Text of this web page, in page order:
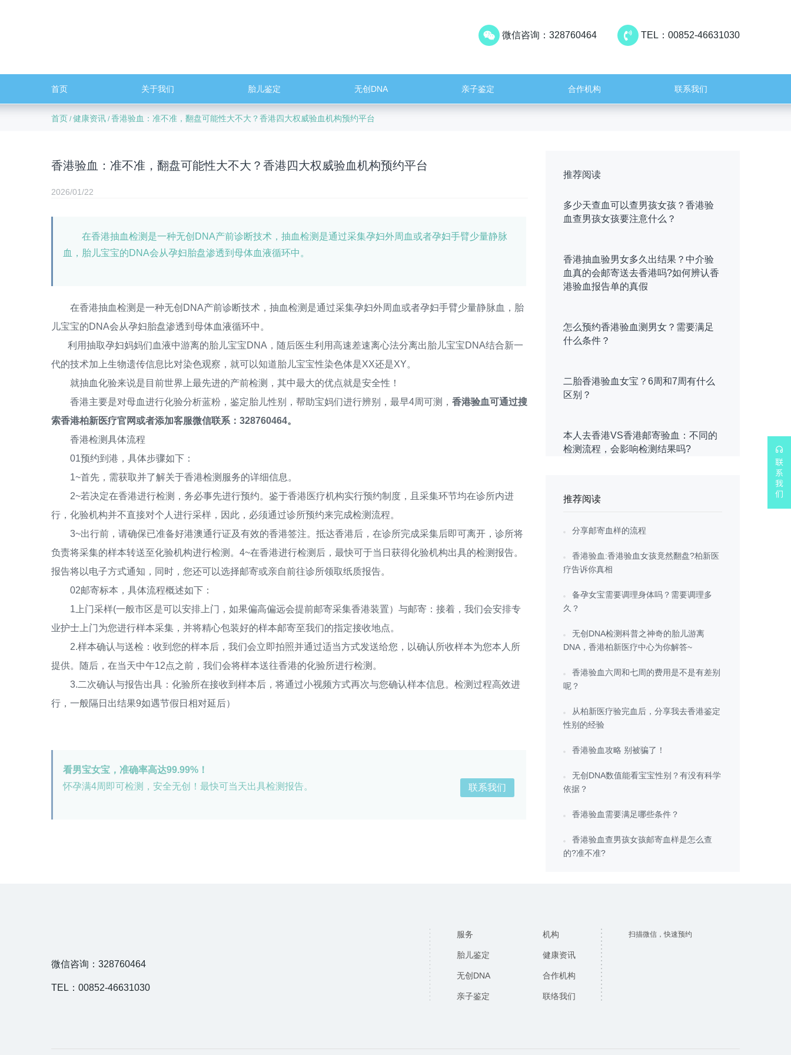
TEL：00852-46631030
微信咨询：328760464
首页 关于我们 胎儿鉴定 无创DNA 亲子鉴定 合作机构 联系我们
首页 /健康资讯 /香港验血：准不准，翻盘可能性大不大？香港四大权威验血机构预约平台
香港验血：准不准，翻盘可能性大不大？香港四大权威验血机构预约平台
2026/01/22
在香港抽血检测是一种无创DNA产前诊断技术，抽血检测是通过采集孕妇外周血或者孕妇手臂少量静脉
血，胎儿宝宝的DNA会从孕妇胎盘渗透到母体血液循环中。
在香港抽血检测是一种无创DNA产前诊断技术，抽血检测是通过采集孕妇外周血或者孕妇手臂少量静脉血，胎
儿宝宝的DNA会从孕妇胎盘渗透到母体血液循环中。
利用抽取孕妇妈妈们血液中游离的胎儿宝宝DNA，随后医生利用高速差速离心法分离出胎儿宝宝DNA结合新一
代的技术加上生物遗传信息比对染色观察，就可以知道胎儿宝宝性染色体是XX还是XY。
就抽血化验来说是目前世界上最先进的产前检测，其中最大的优点就是安全性！
香港主要是对母血进行化验分析蓝粉，鉴定胎儿性别，帮助宝妈们进行辨别，最早4周可测， 香港验血可通过搜
索香港柏新医疗官网或者添加客服微信联系：328760464。
香港检测具体流程
01预约到港，具体步骤如下：
1~首先，需获取并了解关于香港检测服务的详细信息。
2~若决定在香港进行检测，务必事先进行预约。鉴于香港医疗机构实行预约制度，且采集环节均在诊所内进
行，化验机构并不直接对个人进行采样，因此，必须通过诊所预约来完成检测流程。
3~出行前，请确保已准备好港澳通行证及有效的香港签注。抵达香港后，在诊所完成采集后即可离开，诊所将
负责将采集的样本转送至化验机构进行检测。4~在香港进行检测后，最快可于当日获得化验机构出具的检测报告。
报告将以电子方式通知，同时，您还可以选择邮寄或亲自前往诊所领取纸质报告。
02邮寄标本，具体流程概述如下：
1上门采样(一般市区是可以安排上门，如果偏高偏远会提前邮寄采集香港装置）与邮寄：接着，我们会安排专
业护士上门为您进行样本采集，并将精心包装好的样本邮寄至我们的指定接收地点。
2.样本确认与送检：收到您的样本后，我们会立即拍照并通过适当方式发送给您，以确认所收样本为您本人所
提供。随后，在当天中午12点之前，我们会将样本送往香港的化验所进行检测。
3.二次确认与报告出具：化验所在接收到样本后，将通过小视频方式再次与您确认样本信息。检测过程高效进
行，一般隔日出结果9如遇节假日相对延后）
看男宝女宝，准确率高达99.99%！
怀孕满4周即可检测，安全无创！最快可当天出具检测报告。
联系我们
推荐阅读
多少天查血可以查男孩女孩？香港验
血查男孩女孩要注意什么？
香港抽血验男女多久出结果？中介验
血真的会邮寄送去香港吗?如何辨认香
港验血报告单的真假
怎么预约香港验血测男女？需要满足
什么条件？
二胎香港验血女宝？6周和7周有什么
区别？
本人去香港VS香港邮寄验血：不同的
检测流程，会影响检测结果吗?
推荐阅读
分享邮寄血样的流程
香港验血:香港验血女孩竟然翻盘?柏新医
疗告诉你真相
备孕女宝需要调理身体吗？需要调理多
久？
无创DNA检测科普之神奇的胎儿游离
DNA，香港柏新医疗中心为你解答~
香港验血六周和七周的费用是不是有差别
呢？
从柏新医疗验完血后，分享我去香港鉴定
性别的经验
香港验血攻略 别被骗了！
无创DNA数值能看宝宝性别？有没有科学
依据？
香港验血需要满足哪些条件？
香港验血查男孩女孩邮寄血样是怎么查
的?准不准?
微信咨询：328760464
TEL：00852-46631030
服务
胎儿鉴定
无创DNA
亲子鉴定
机构
健康资讯
合作机构
联络我们
扫描微信，快速预约